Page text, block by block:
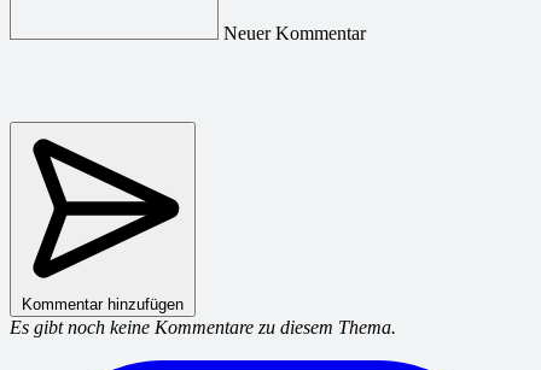
Neuer Kommentar
Kommentar hinzufügen
Es gibt noch keine Kommentare zu diesem Thema.